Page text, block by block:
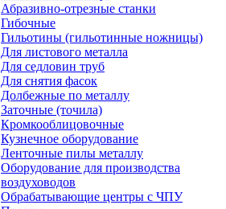
Абразивно-отрезные станки
Гибочные
Гильотины (гильотинные ножницы)
Для листового металла
Для седловин труб
Для снятия фасок
Долбежные по металлу
Заточные (точила)
Кромкооблицовочные
Кузнечное оборудование
Ленточные пилы металлу
Оборудование для производства
воздуховодов
Обрабатывающие центры с ЧПУ